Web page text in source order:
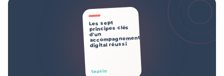
Les sept
principes clés
d'un
accompagnement
digital réussi
teasio